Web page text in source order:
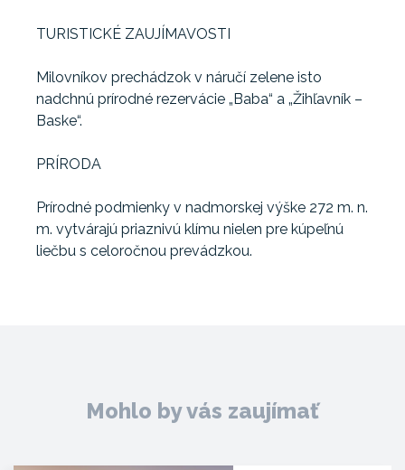
TURISTICKÉ ZAUJÍMAVOSTI
Milovníkov prechádzok v náručí zelene isto
nadchnú prírodné rezervácie „Baba“ a „Žihľavník –
Baske“.
PRÍRODA
Prírodné podmienky v nadmorskej výške 272 m. n.
m. vytvárajú priaznivú klímu nielen pre kúpeľnú
liečbu s celoročnou prevádzkou.
Mohlo by vás zaujímať